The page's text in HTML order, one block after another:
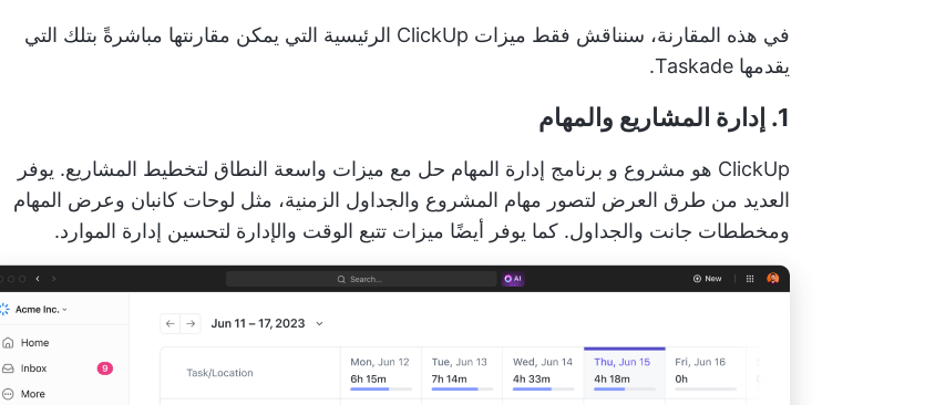
في هذه المقارنة، سنناقش فقط ميزات ClickUp الرئيسية التي يمكن مقارنتها مباشرةً بتلك التي
يقدمها Taskade.
1. إدارة المشاريع والمهام
ClickUp هو مشروع و برنامج إدارة المهام حل مع ميزات واسعة النطاق لتخطيط المشاريع. يوفر
العديد من طرق العرض لتصور مهام المشروع والجداول الزمنية، مثل لوحات كانبان وعرض المهام
ومخططات جانت والجداول. كما يوفر أيضًا ميزات تتبع الوقت والإدارة لتحسين إدارة الموارد.